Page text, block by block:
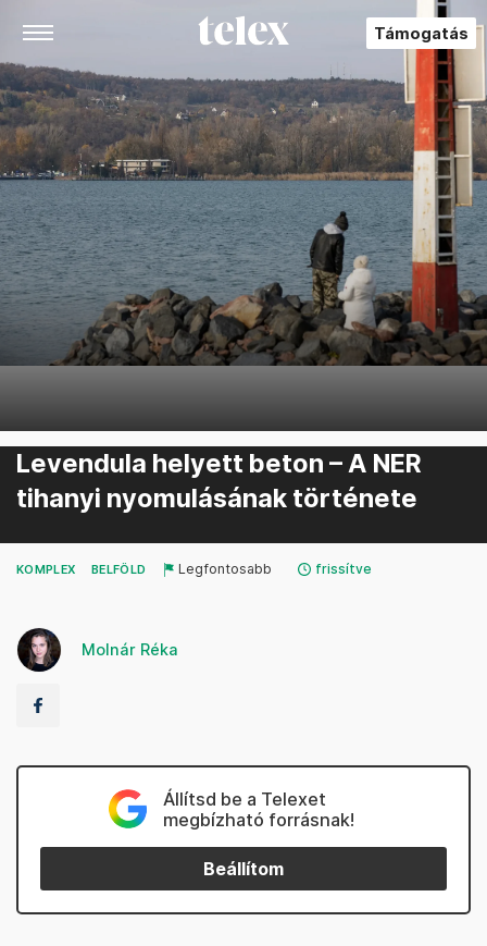
Támogatás
Levendula helyett beton – A NER
tihanyi nyomulásának története
KOMPLEX BELFÖLD Legfontosabb frissítve
Molnár Réka
Állítsd be a Telexet
megbízható forrásnak!
Beállítom